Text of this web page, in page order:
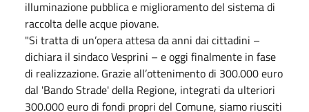
illuminazione pubblica e miglioramento del sistema di
raccolta delle acque piovane.
"Si tratta di un’opera attesa da anni dai cittadini –
dichiara il sindaco Vesprini – e oggi finalmente in fase
di realizzazione. Grazie all’ottenimento di 300.000 euro
dal 'Bando Strade' della Regione, integrati da ulteriori
300.000 euro di fondi propri del Comune, siamo riusciti